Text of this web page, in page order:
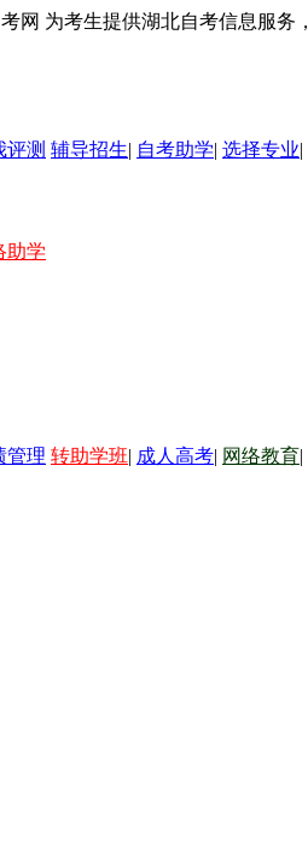
网 为考生提供湖北自考信息服务
评测 辅导招生| 自考助学| 选择专业|
助学
管理 转助学班| 成人高考| 网络教育|